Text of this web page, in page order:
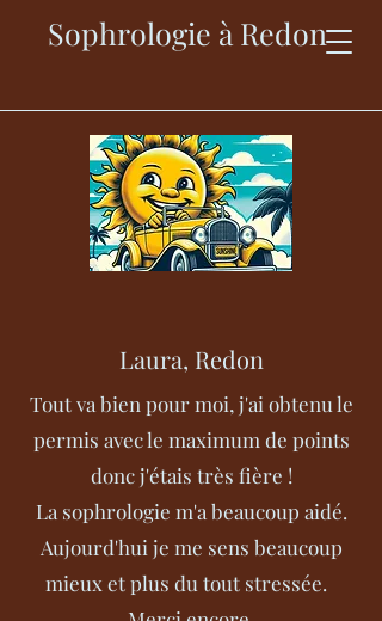
Sophrologie à Redon
Laura, Redon
Tout va bien pour moi, j'ai obtenu le
permis avec le maximum de points
donc j'étais très fière !
La sophrologie m'a beaucoup aidé.
Aujourd'hui je me sens beaucoup
mieux et plus du tout stressée.